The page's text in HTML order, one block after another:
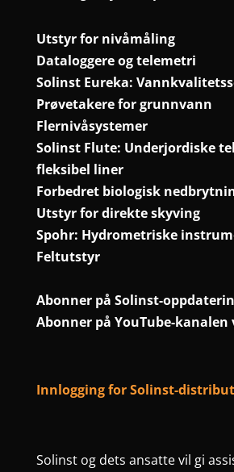
Utstyr for nivåmåling
Dataloggere og telemetri
Solinst Eureka:
Prøvetakere for grunnvann
Flernivåsystemer
Solinst Flute: Underjordiske
fleksibel liner
Forbedret biologisk
Utstyr for direkte skyving
Spohr: Hydrometriske
Feltutstyr
Abonner på Solinst-
Abonner på YouTube-kanalen
Innlogging for Solinst-
Solinst og dets ansatte vil gi